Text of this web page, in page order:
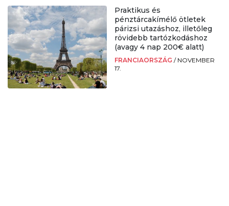
Praktikus és
pénztárcakímélő ötletek
párizsi utazáshoz, illetőleg
rövidebb tartózkodáshoz
(avagy 4 nap 200€ alatt)
FRANCIAORSZÁG / NOVEMBER
17.